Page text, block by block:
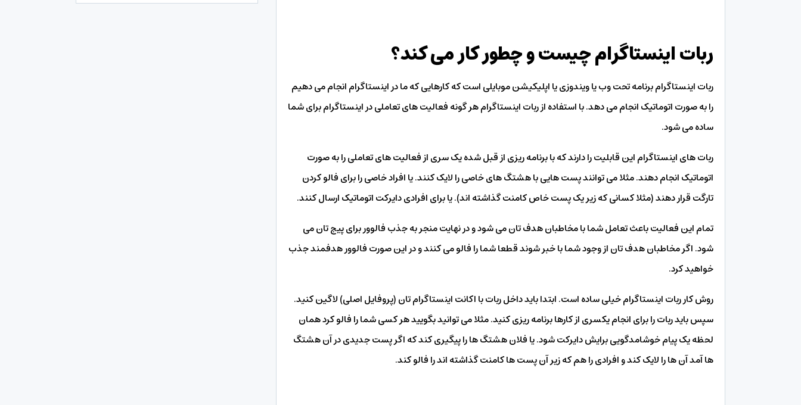
ربات اینستاگرام چیست و چطور کار می کند؟
ربات اینستاگرام برنامه تحت وب یا ویندوزی یا اپلیکیشن موبایلی است که کارهایی که ما در اینستاگرام انجام می دهیم
را به صورت اتوماتیک انجام می دهد. با استفاده از ربات اینستاگرام هر گونه فعالیت های تعاملی در اینستاگرام برای شما
ساده می شود.
ربات های اینستاگرام این قابلیت را دارند که با برنامه ریزی از قبل شده یک سری از فعالیت های تعاملی را به صورت
اتوماتیک انجام دهند. مثلا می توانند پست هایی با هشتگ های خاصی را لایک کنند. یا افراد خاصی را برای فالو کردن
تارگت قرار دهند (مثلا کسانی که زیر یک پست خاص کامنت گذاشته اند). یا برای افرادی دایرکت اتوماتیک ارسال کنند.
تمام این فعالیت باعث تعامل شما با مخاطبان هدف تان می شود و در نهایت منجر به جذب فالوور برای پیج تان می
شود. اگر مخاطبان هدف تان از وجود شما با خبر شوند قطعا شما را فالو می کنند و در این صورت فالوور هدفمند جذب
خواهید کرد.
روش کار ربات اینستاگرام خیلی ساده است. ابتدا باید داخل ربات با اکانت اینستاگرام تان (پروفایل اصلی) لاگین کنید.
سپس باید ربات را برای انجام یکسری از کارها برنامه ریزی کنید. مثلا می توانید بگویید هر کسی شما را فالو کرد همان
لحظه یک پیام خوشامدگویی برایش دایرکت شود. یا فلان هشتگ ها را پیگیری کند که اگر پست جدیدی در آن هشتگ
ها آمد آن ها را لایک کند و افرادی را هم که زیر آن پست ها کامنت گذاشته اند را فالو کند.